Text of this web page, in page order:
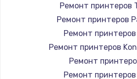
Ремонт принтеров
Ремонт принтеров
Ремонт принтеров
Ремонт принтеров
Ремонт
Ремонт